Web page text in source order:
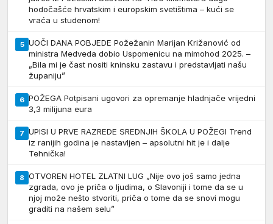
hodočašće hrvatskim i europskim svetištima – kući se
vraća u studenom!
5 UOČI DANA POBJEDE Požežanin Marijan Križanović od
ministra Medveda dobio Uspomenicu na mimohod 2025. –
„Bila mi je čast nositi kninsku zastavu i predstavljati našu
županiju”
6 POŽEGA Potpisani ugovori za opremanje hladnjače vrijedni
3,3 milijuna eura
7 UPISI U PRVE RAZREDE SREDNJIH ŠKOLA U POŽEGI Trend
iz ranijih godina je nastavljen – apsolutni hit je i dalje
Tehnička!
8 OTVOREN HOTEL ZLATNI LUG „Nije ovo još samo jedna
zgrada, ovo je priča o ljudima, o Slavoniji i tome da se u
njoj može nešto stvoriti, priča o tome da se snovi mogu
graditi na našem selu”